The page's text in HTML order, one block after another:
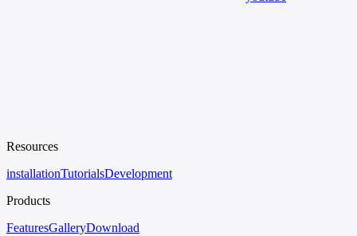
Resources
installationTutorialsDevelopment
Products
FeaturesGalleryDownload